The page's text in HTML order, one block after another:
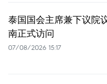
泰国国会主席兼下议院
南正式访问
07/08/2026 15:17